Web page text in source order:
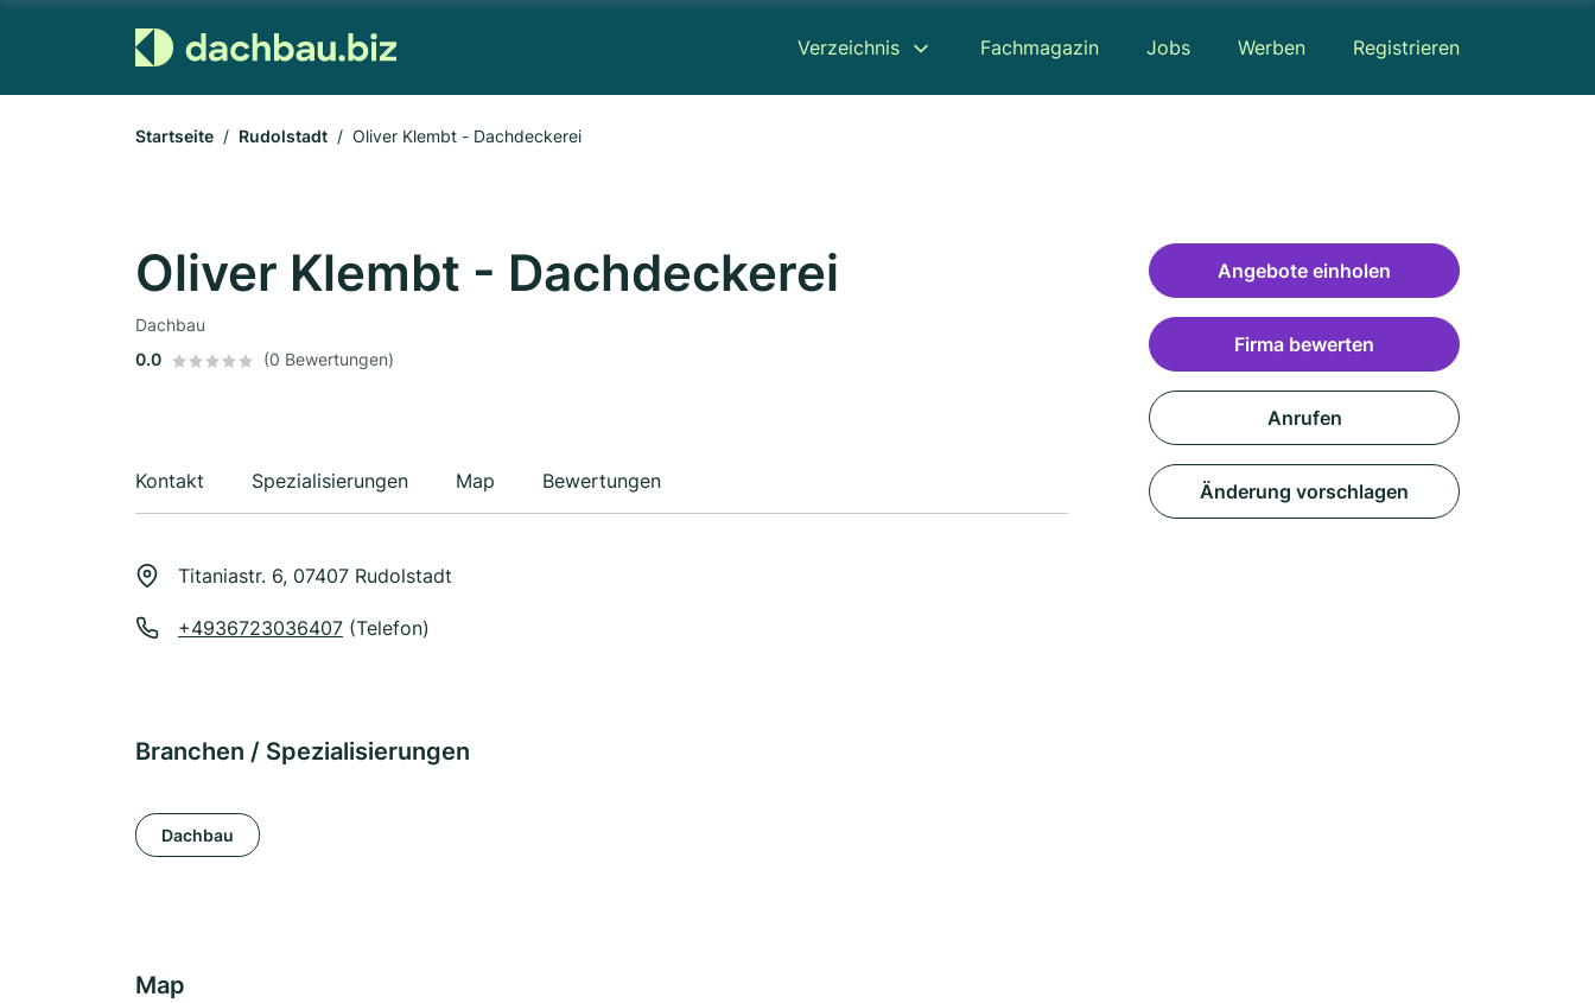
Verzeichnis Fachmagazin Jobs Werben Registrieren
Startseite Rudolstadt Oliver Klembt - Dachdeckerei
Oliver Klembt - Dachdeckerei
Dachbau
0.0
(0 Bewertungen)
Kontakt Spezialisierungen Map Bewertungen
Titaniastr. 6, 07407 Rudolstadt
+4936723036407 (Telefon)
Branchen / Spezialisierungen
Dachbau
Map
Angebote einholen
Firma bewerten
Anrufen
Änderung vorschlagen